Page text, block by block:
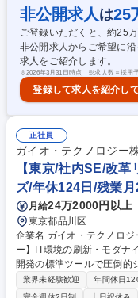
書作成、海外現地不具合解
等)の強み・弱みが把握で
範な技術知見を深めることができます。 募集職種
ィールドクォリティ開発エ
非公開求人 は25
ご登録いただくと、約25
非公開求人からご希望に沿
求人をご紹介します。
※2026年3月31日時点 ※求人数＝採用
登録して求人を紹介し
正社員
ガイオ・テクノロジー
【東京/社内SE/改
ズ/年休124日/残業
月給24万2000円以上
東京都品川区
企業名 ガイオ・テクノロジー株式会社 求人名 【東
ー】IT環境の刷新・モダナイズ/年
開発の標準ツールで圧倒的
集。情報システム環境の
基盤の整備を主導し、組織
業界未経験歓迎 年間休日